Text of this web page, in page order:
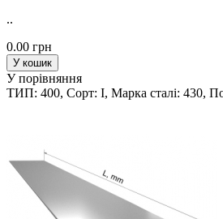
..
0.00 грн
У кошик
У порівняння
ТИП: 400, Сорт: I, Марка сталi: 430,